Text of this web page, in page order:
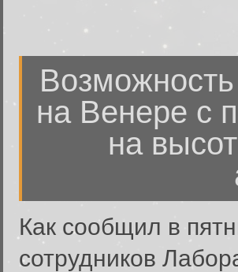
на Венере с
на
Как сообщил в
сотрудников